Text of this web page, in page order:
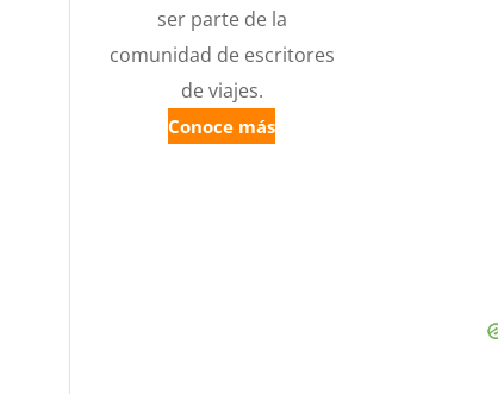
ser parte de la
comunidad de escritores
de viajes.
Conoce más